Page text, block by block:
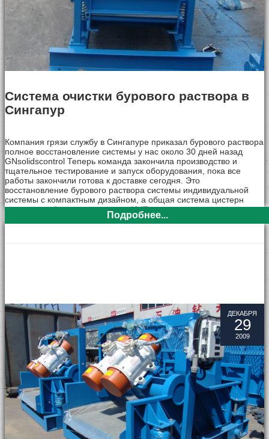
Система очистки бурового раствора в
Сингапур
Компания грязи службу в Сингапуре приказал бурового раствора
полное восстановление системы у нас около 30 дней назад
GNsolidscontrol Теперь команда закончила производство и
тщательное тестирование и запуск оборудования, пока все
работы закончили готова к доставке сегодня. Это
восстановление бурового раствора системы индивидуальной
системы с компактным дизайном, а общая система цистерн
грязи могут быть поставлены в 40 'Top открытых .восстановления
системы грязь в том числе следующие Solids контролю
Подробнее...
ДЕКАБРЯ
29
2009